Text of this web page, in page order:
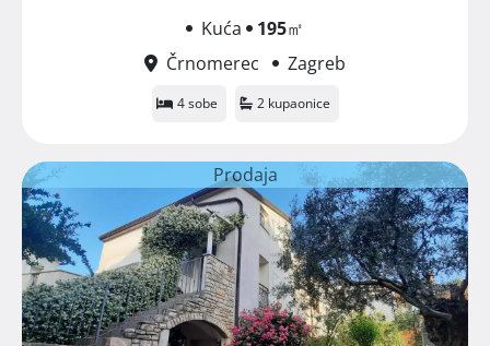
Kuća 195㎡
Črnomerec
Zagreb
4 sobe 2 kupaonice
Prodaja